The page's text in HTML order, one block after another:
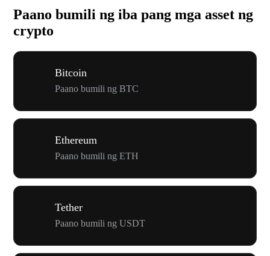
Paano bumili ng iba pang mga asset ng
crypto
Bitcoin
Paano bumili ng BTC
Ethereum
Paano bumili ng ETH
Tether
Paano bumili ng USDT